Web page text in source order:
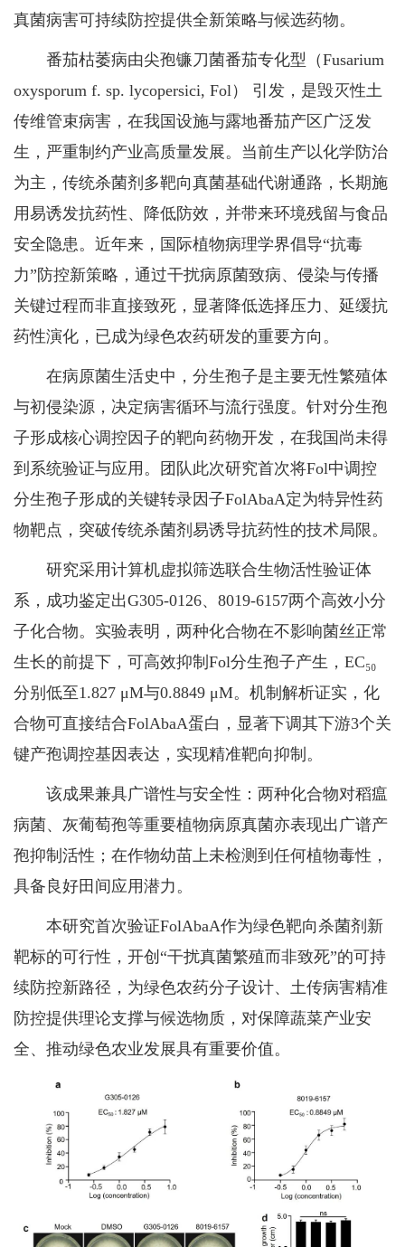
真菌病害可持续防控提供全新策略与候选药物。
番茄枯萎病由尖孢镰刀菌番茄专化型（Fusarium
oxysporum f. sp. lycopersici, Fol） 引发，是毁灭性土
传维管束病害，在我国设施与露地番茄产区广泛发
生，严重制约产业高质量发展。当前生产以化学防治
为主，传统杀菌剂多靶向真菌基础代谢通路，长期施
用易诱发抗药性、降低防效，并带来环境残留与食品
安全隐患。近年来，国际植物病理学界倡导“抗毒
力”防控新策略，通过干扰病原菌致病、侵染与传播
关键过程而非直接致死，显著降低选择压力、延缓抗
药性演化，已成为绿色农药研发的重要方向。
在病原菌生活史中，分生孢子是主要无性繁殖体
与初侵染源，决定病害循环与流行强度。针对分生孢
子形成核心调控因子的靶向药物开发，在我国尚未得
到系统验证与应用。团队此次研究首次将Fol中调控
分生孢子形成的关键转录因子FolAbaA定为特异性药
物靶点，突破传统杀菌剂易诱导抗药性的技术局限。
研究采用计算机虚拟筛选联合生物活性验证体
系，成功鉴定出G305-0126、8019-6157两个高效小分
子化合物。实验表明，两种化合物在不影响菌丝正常
生长的前提下，可高效抑制Fol分生孢子产生，EC₅₀
分别低至1.827 μM与0.8849 μM。机制解析证实，化
合物可直接结合FolAbaA蛋白，显著下调其下游3个关
键产孢调控基因表达，实现精准靶向抑制。
该成果兼具广谱性与安全性：两种化合物对稻瘟
病菌、灰葡萄孢等重要植物病原真菌亦表现出广谱产
孢抑制活性；在作物幼苗上未检测到任何植物毒性，
具备良好田间应用潜力。
本研究首次验证FolAbaA作为绿色靶向杀菌剂新
靶标的可行性，开创“干扰真菌繁殖而非致死”的可持
续防控新路径，为绿色农药分子设计、土传病害精准
防控提供理论支撑与候选物质，对保障蔬菜产业安
全、推动绿色农业发展具有重要价值。